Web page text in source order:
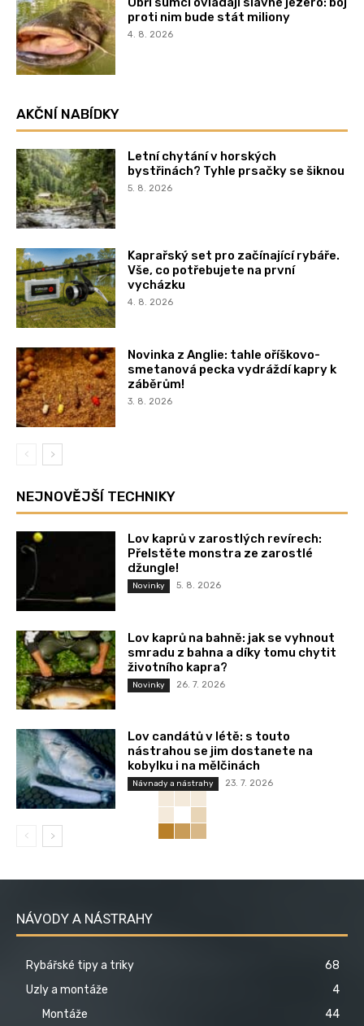
proti nim bude stát miliony
4. 8. 2026
AKČNÍ NABÍDKY
Letní chytání v horských
bystřinách? Tyhle prsačky se šiknou
5. 8. 2026
Kaprařský set pro začínající rybáře.
Vše, co potřebujete na první
vycházku
4. 8. 2026
Novinka z Anglie: tahle oříškovo-
smetanová pecka vydráždí kapry k
záběrům!
3. 8. 2026
NEJNOVĚJŠÍ TECHNIKY
Lov kaprů v zarostlých revírech:
Přelstěte monstra ze zarostlé
džungle!
Novinky 5. 8. 2026
Lov kaprů na bahně: jak se vyhnout
smradu z bahna a díky tomu chytit
životního kapra?
Novinky 26. 7. 2026
Lov candátů v létě: s touto
nástrahou se jim dostanete na
kobylku i na mělčinách
Návnady a nástrahy 23. 7. 2026
NÁVODY A NÁSTRAHY
Rybářské tipy a triky
68
Uzly a montáže
4
Montáže
44